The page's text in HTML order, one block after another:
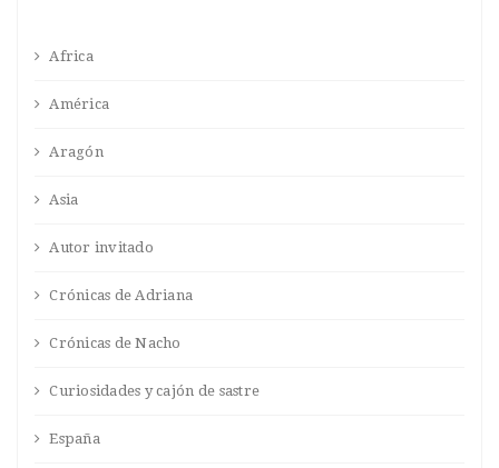
Africa
América
Aragón
Asia
Autor invitado
Crónicas de Adriana
Crónicas de Nacho
Curiosidades y cajón de sastre
España